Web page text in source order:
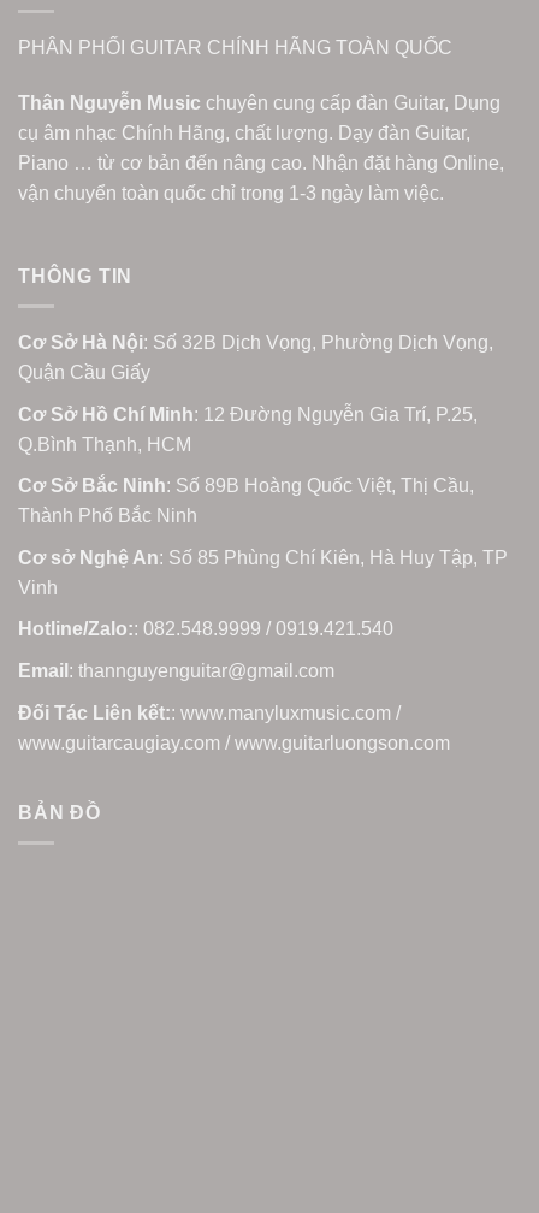
PHÂN PHỐI GUITAR CHÍNH HÃNG TOÀN QUỐC
Thân Nguyễn Music chuyên cung cấp đàn Guitar, Dụng
cụ âm nhạc Chính Hãng, chất lượng. Dạy đàn Guitar,
Piano … từ cơ bản đến nâng cao. Nhận đặt hàng Online,
vận chuyển toàn quốc chỉ trong 1-3 ngày làm việc.
THÔNG TIN
Cơ Sở Hà Nội: Số 32B Dịch Vọng, Phường Dịch Vọng,
Quận Cầu Giấy
Cơ Sở Hồ Chí Minh: 12 Đường Nguyễn Gia Trí, P.25,
Q.Bình Thạnh, HCM
Cơ Sở Bắc Ninh: Số 89B Hoàng Quốc Việt, Thị Cầu,
Thành Phố Bắc Ninh
Cơ sở Nghệ An: Số 85 Phùng Chí Kiên, Hà Huy Tập, TP
Vinh
Hotline/Zalo:: 082.548.9999 / 0919.421.540
Email : thannguyenguitar@gmail.com
Đối Tác Liên kết:: www.manyluxmusic.com /
www.guitarcaugiay.com / www.guitarluongson.com
BẢN ĐỒ